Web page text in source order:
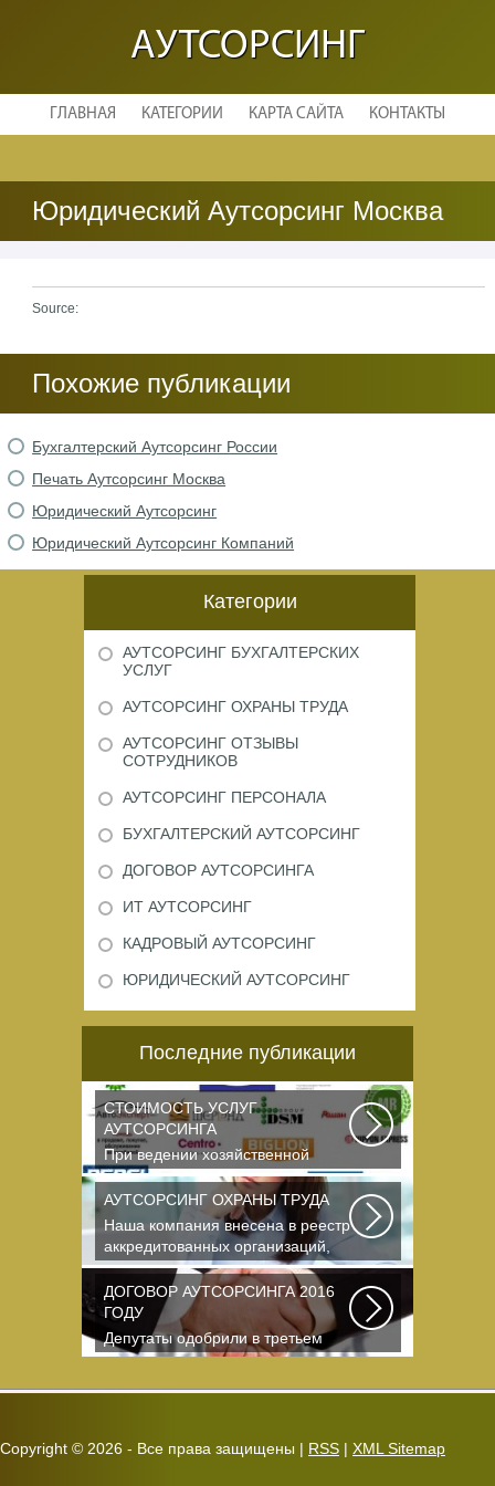
АУТСОРСИНГ
ГЛАВНАЯ КАТЕГОРИИ КАРТА САЙТА КОНТАКТЫ
Юридический Аутсорсинг Москва
Source:
Похожие публикации
Бухгалтерский Аутсорсинг России
Печать Аутсорсинг Москва
Юридический Аутсорсинг
Юридический Аутсорсинг Компаний
Категории
АУТСОРСИНГ БУХГАЛТЕРСКИХ
УСЛУГ
АУТСОРСИНГ ОХРАНЫ ТРУДА
АУТСОРСИНГ ОТЗЫВЫ
СОТРУДНИКОВ
АУТСОРСИНГ ПЕРСОНАЛА
БУХГАЛТЕРСКИЙ АУТСОРСИНГ
ДОГОВОР АУТСОРСИНГА
ИТ АУТСОРСИНГ
КАДРОВЫЙ АУТСОРСИНГ
ЮРИДИЧЕСКИЙ АУТСОРСИНГ
Последние публикации
СТОИМОСТЬ УСЛУГ
АУТСОРСИНГА
При ведении хозяйственной
деятельности каждая компания
самостоятельно выбирает...
АУТСОРСИНГ ОХРАНЫ ТРУДА
Наша компания внесена в реестр
аккредитованных организаций,
оказывающих...
ДОГОВОР АУТСОРСИНГА 2016
ГОДУ
Депутаты одобрили в третьем
чтении специальные правила, по
Copyright © 2026 - Все права защищены | RSS | XML Sitemap